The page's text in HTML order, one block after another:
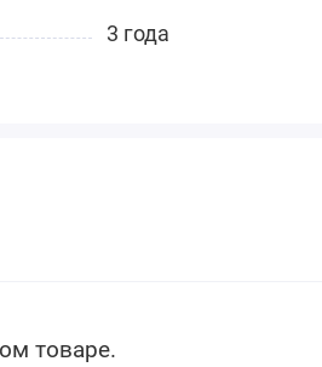
3 года
товаре.